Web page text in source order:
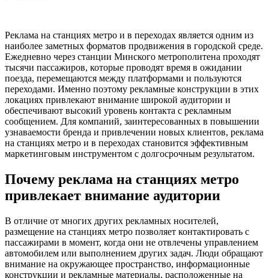
Реклама на станциях метро и в переходах является одним из
наиболее заметных форматов продвижения в городской среде.
Ежедневно через станции Минского метрополитена проходят
тысячи пассажиров, которые проводят время в ожидании
поезда, перемещаются между платформами и пользуются
переходами. Именно поэтому рекламные конструкции в этих
локациях привлекают внимание широкой аудитории и
обеспечивают высокий уровень контакта с рекламным
сообщением. Для компаний, заинтересованных в повышении
узнаваемости бренда и привлечении новых клиентов, реклама
на станциях метро и в переходах становится эффективным
маркетинговым инструментом с долгосрочным результатом.
Почему реклама на станциях метро
привлекает внимание аудитории
В отличие от многих других рекламных носителей,
размещение на станциях метро позволяет контактировать с
пассажирами в момент, когда они не отвлечены управлением
автомобилем или выполнением других задач. Люди обращают
внимание на окружающее пространство, информационные
конструкции и рекламные материалы, расположенные на